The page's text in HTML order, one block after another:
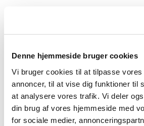
Denne hjemmeside bruger cookies
Vi bruger cookies til at tilpasse vores
annoncer, til at vise dig funktioner til
at analysere vores trafik. Vi deler
din brug af vores hjemmeside med
for sociale medier,
Dette hold er for børn mellem 6 og 12